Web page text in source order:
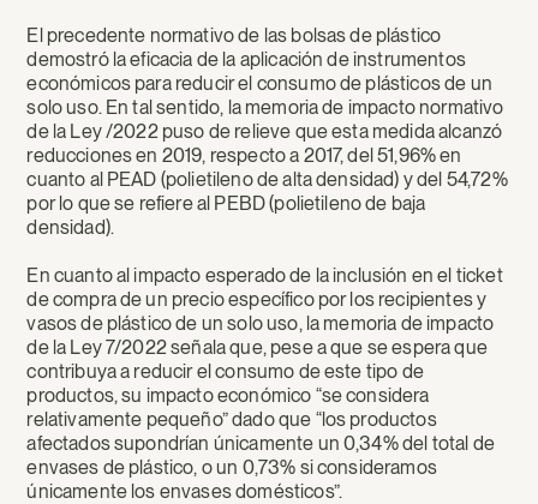
El precedente normativo de las bolsas de plástico
demostró la eficacia de la aplicación de instrumentos
económicos para reducir el consumo de plásticos de un
solo uso. En tal sentido, la memoria de impacto normativo
de la Ley /2022 puso de relieve que esta medida alcanzó
reducciones en 2019, respecto a 2017, del 51,96% en
cuanto al PEAD (polietileno de alta densidad) y del 54,72%
por lo que se refiere al PEBD (polietileno de baja
densidad).
En cuanto al impacto esperado de la inclusión en el ticket
de compra de un precio específico por los recipientes y
vasos de plástico de un solo uso, la memoria de impacto
de la Ley 7/2022 señala que, pese a que se espera que
contribuya a reducir el consumo de este tipo de
productos, su impacto económico “se considera
relativamente pequeño” dado que “los productos
afectados supondrían únicamente un 0,34% del total de
envases de plástico, o un 0,73% si consideramos
únicamente los envases domésticos”.